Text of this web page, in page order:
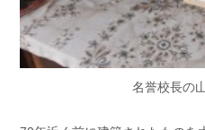
名誉校長の